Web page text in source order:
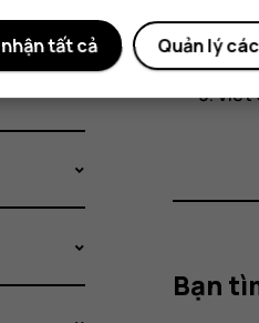
Viết
Bạn
Quản lý
tất cả